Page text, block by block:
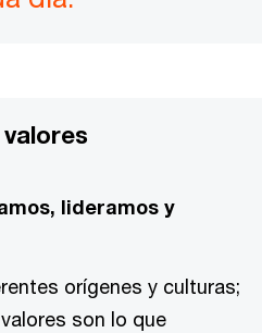
lideramos y
orígenes y culturas;
son lo que